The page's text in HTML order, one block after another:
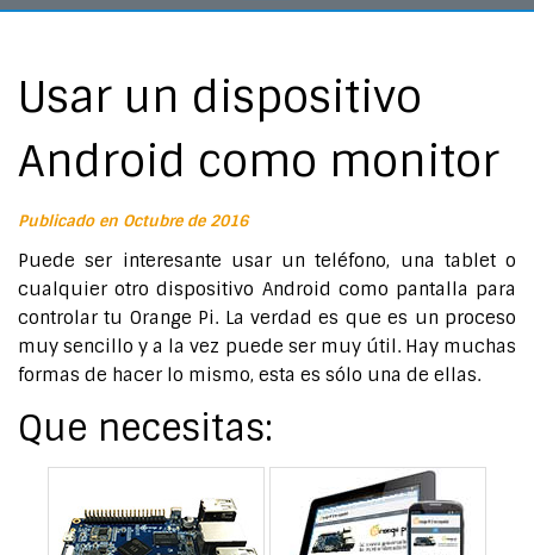
navigation
Usar un dispositivo
Android como monitor
Publicado en Octubre de 2016
Puede ser interesante usar un teléfono, una tablet o
cualquier otro dispositivo Android como pantalla para
controlar tu Orange Pi. La verdad es que es un proceso
muy sencillo y a la vez puede ser muy útil. Hay muchas
formas de hacer lo mismo, esta es sólo una de ellas.
Que necesitas: